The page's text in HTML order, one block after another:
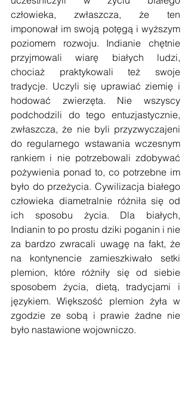
człowieka, zwłaszcza, że ten
imponował im swoją potęgą i wyższym
poziomem rozwoju. Indianie chętnie
przyjmowali wiarę białych ludzi,
chociaż praktykowali też swoje
tradycje. Uczyli się uprawiać ziemię i
hodować zwierzęta. Nie wszyscy
podchodzili do tego entuzjastycznie,
zwłaszcza, że nie byli przyzwyczajeni
do regularnego wstawania wczesnym
rankiem i nie potrzebowali zdobywać
pożywienia ponad to, co potrzebne im
było do przeżycia. Cywilizacja białego
człowieka diametralnie różniła się od
ich sposobu życia. Dla białych,
Indianin to po prostu dziki poganin i nie
za bardzo zwracali uwagę na fakt, że
na kontynencie zamieszkiwało setki
plemion, które różniły się od siebie
sposobem życia, dietą, tradycjami i
językiem. Większość plemion żyła w
zgodzie ze sobą i prawie żadne nie
było nastawione wojowniczo.